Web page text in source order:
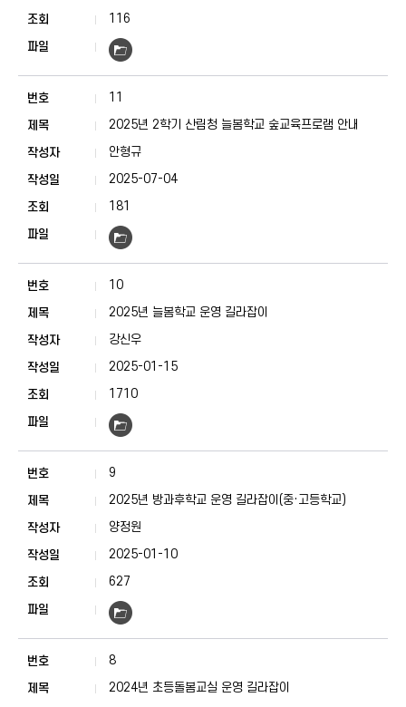
116
11
2025년 2학기 산림청 늘봄학교 숲교육프로램 안내
안형규
2025-07-04
181
10
2025년 늘봄학교 운영 길라잡이
강신우
2025-01-15
1710
9
2025년 방과후학교 운영 길라잡이(중·고등학교)
양정원
2025-01-10
627
8
2024년 초등돌봄교실 운영 길라잡이